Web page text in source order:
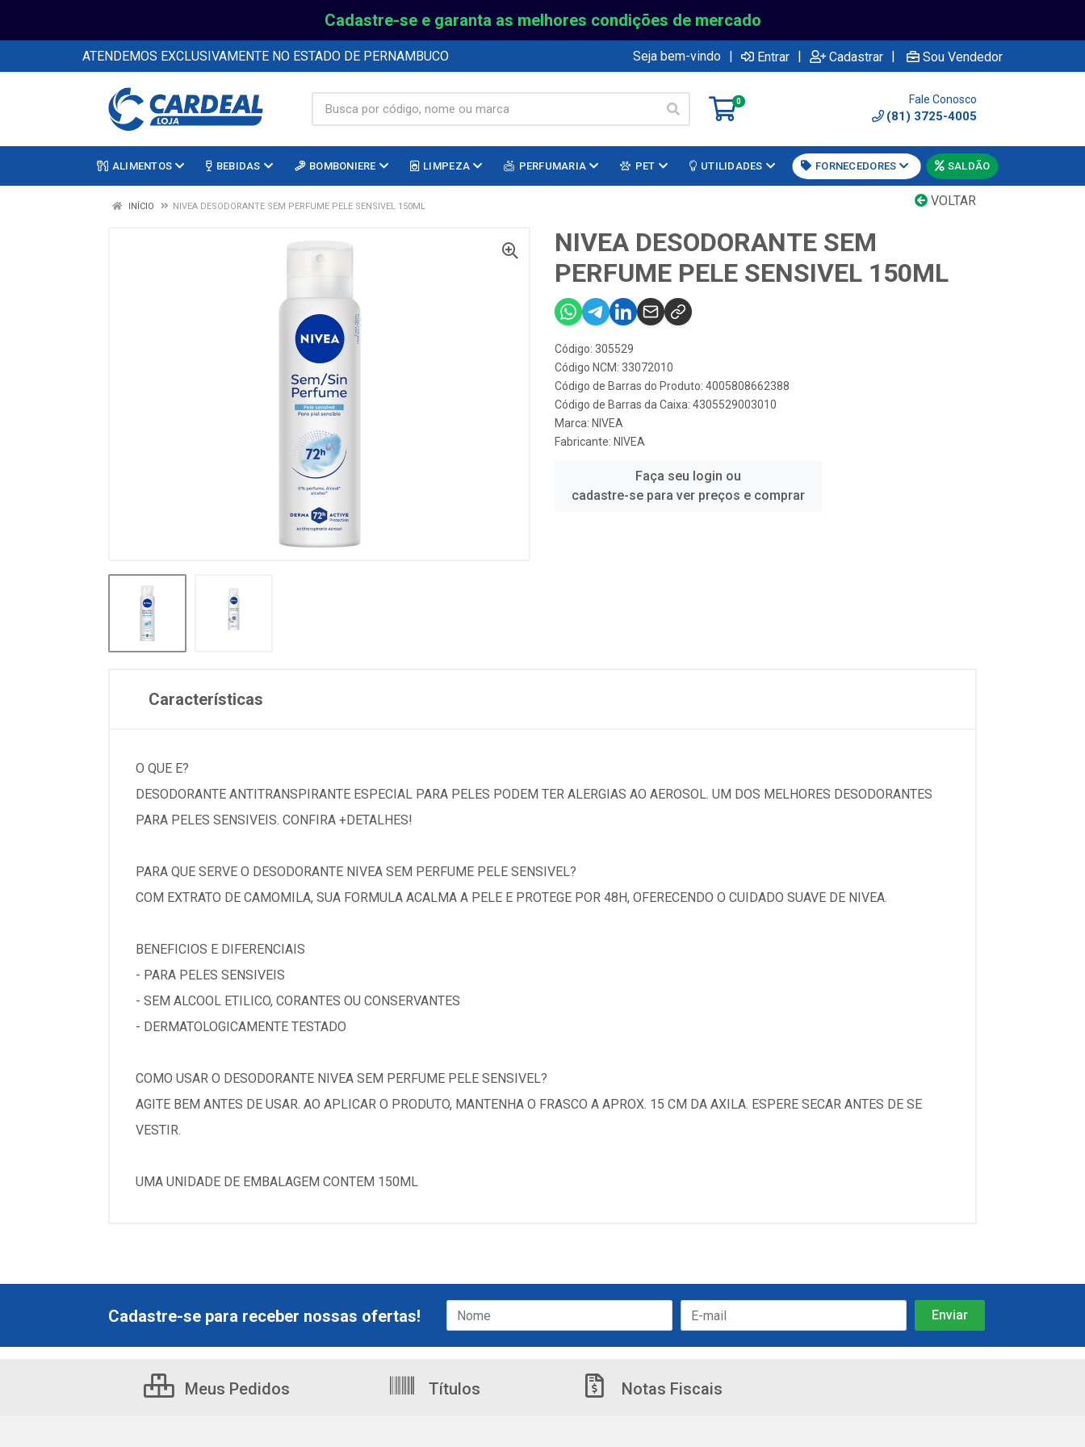
Cadastre-se e garanta as melhores condições de mercado
ATENDEMOS EXCLUSIVAMENTE NO ESTADO DE PERNAMBUCO Seja bem-vindo | Entrar | Cadastrar | Sou Vendedor
0 Fale Conosco
(81) 3725-4005
ALIMENTOS BEBIDAS BOMBONIERE LIMPEZA PERFUMARIA PET UTILIDADES FORNECEDORES SALDÃO
VOLTAR
INÍCIO NIVEA DESODORANTE SEM PERFUME PELE SENSIVEL 150ML
NIVEA DESODORANTE SEM
PERFUME PELE SENSIVEL 150ML
Código: 305529
Código NCM: 33072010
Código de Barras do Produto: 4005808662388
Código de Barras da Caixa: 4305529003010
Marca: NIVEA
Fabricante: NIVEA
Faça seu login ou
cadastre-se para ver preços e comprar
Características
O QUE E?
DESODORANTE ANTITRANSPIRANTE ESPECIAL PARA PELES PODEM TER ALERGIAS AO AEROSOL. UM DOS MELHORES DESODORANTES
PARA PELES SENSIVEIS. CONFIRA +DETALHES!
PARA QUE SERVE O DESODORANTE NIVEA SEM PERFUME PELE SENSIVEL?
COM EXTRATO DE CAMOMILA, SUA FORMULA ACALMA A PELE E PROTEGE POR 48H, OFERECENDO O CUIDADO SUAVE DE NIVEA.
BENEFICIOS E DIFERENCIAIS
- PARA PELES SENSIVEIS
- SEM ALCOOL ETILICO, CORANTES OU CONSERVANTES
- DERMATOLOGICAMENTE TESTADO
COMO USAR O DESODORANTE NIVEA SEM PERFUME PELE SENSIVEL?
AGITE BEM ANTES DE USAR. AO APLICAR O PRODUTO, MANTENHA O FRASCO A APROX. 15 CM DA AXILA. ESPERE SECAR ANTES DE SE
VESTIR.
UMA UNIDADE DE EMBALAGEM CONTEM 150ML
Cadastre-se para receber nossas ofertas!
Meus Pedidos Títulos Notas Fiscais